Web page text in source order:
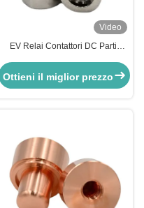
Video
EV Relai Contattori DC Parti
Fresatura Taglio laser
Ottieni il miglior prezzo